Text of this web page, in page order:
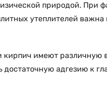
природой. При
утеплителей важна
кирпич имеют
адгезию к